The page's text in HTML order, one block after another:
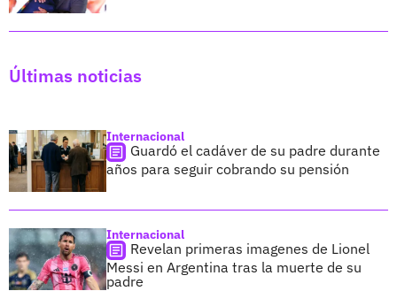
Últimas noticias
Internacional
Guardó el cadáver de su padre durante
años para seguir cobrando su pensión
Internacional
Revelan primeras imagenes de Lionel
Messi en Argentina tras la muerte de su
padre